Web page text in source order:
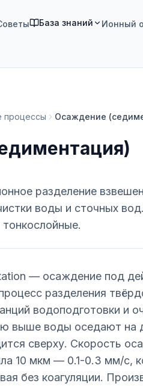
База знаний Ионный
процессы Осаждение
разделение
воды и сточных
— осаждение под
разделения
водоподготовки и
выше воды оседают на
сверху. Скорость
10 мкм — 0.1-0.3 мм/с,
без коагуляции.